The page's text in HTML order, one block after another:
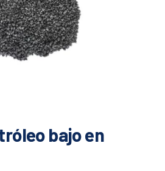
bajo en